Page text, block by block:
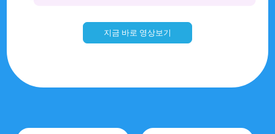
지금 바로 영상보기